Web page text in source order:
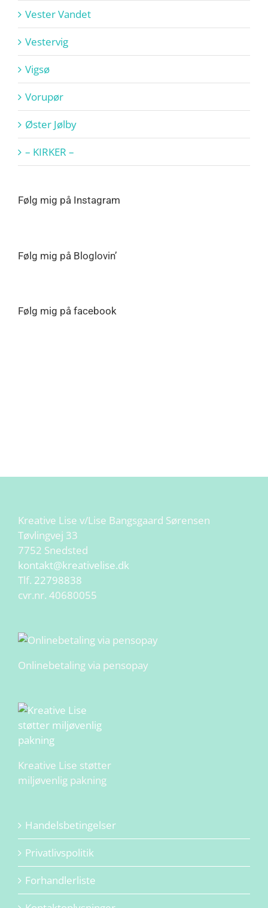
Vester Vandet
Vestervig
Vigsø
Vorupør
Øster Jølby
– KIRKER –
Følg mig på Instagram
Følg mig på Bloglovin’
Følg mig på facebook
Kreative Lise v/Lise Bangsgaard Sørensen
Tøvlingvej 33
7752 Snedsted
kontakt@kreativelise.dk
Tlf. 22798838
cvr.nr. 40680055
Onlinebetaling via pensopay
Kreative Lise støtter
miljøvenlig pakning
Handelsbetingelser
Privatlivspolitik
Forhandlerliste